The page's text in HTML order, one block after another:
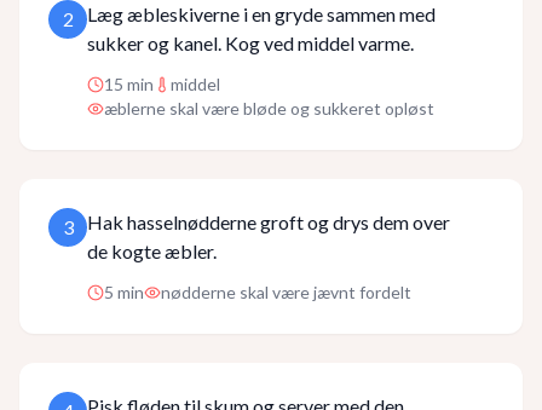
2
Læg æbleskiverne i en gryde sammen med
sukker og kanel. Kog ved middel varme.
15 min
middel
æblerne skal være bløde og sukkeret opløst
3
Hak hasselnødderne groft og drys dem over
de kogte æbler.
5 min nødderne skal være jævnt fordelt